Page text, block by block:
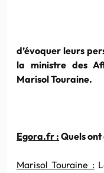
d’évoquer leurs
la ministre des
Marisol Touraine.
Egora.fr : Quels ont
Marisol Touraine :